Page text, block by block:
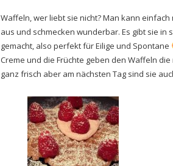
Waffeln, wer liebt sie nicht? Man kann
aus und schmecken wunderbar. Es gibt sie
gemacht, also perfekt für Eilige und Spontane
Creme und die Früchte geben den Waffeln
ganz frisch aber am nächsten Tag sind sie